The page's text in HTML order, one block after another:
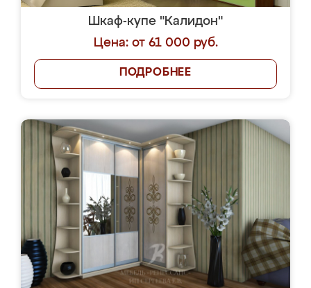
Шкаф-купе "Калидон"
Цена: от 61 000 руб.
ПОДРОБНЕЕ